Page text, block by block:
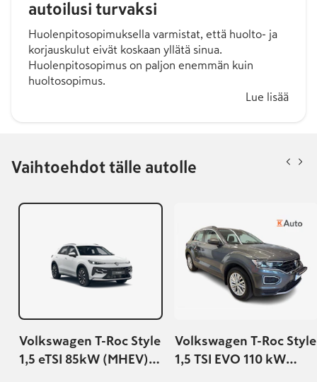
autoilusi turvaksi
Huolenpitosopimuksella varmistat, että huolto- ja
korjauskulut eivät koskaan yllätä sinua.
Huolenpitosopimus on paljon enemmän kuin
huoltosopimus.
Lue lisää
Vaihtoehdot tälle autolle
Volkswagen T-Roc Style
1,5 eTSI 85kW (MHEV)
Volkswagen T-Roc Style
1,5 TSI EVO 110 kW